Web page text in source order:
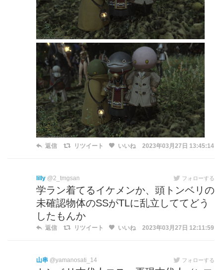
返信 リツイート いいね 2023年03月27日 13:45:14
lilly @2_tmgsan フォローする
学ラン着てるイケメンか、頭トンベリの
未確認物体のSSがTLに乱立しててどう
したもんか
返信 リツイート いいね 2023年03月27日 12:11:59
山串 @yamanosati_14 フォローする